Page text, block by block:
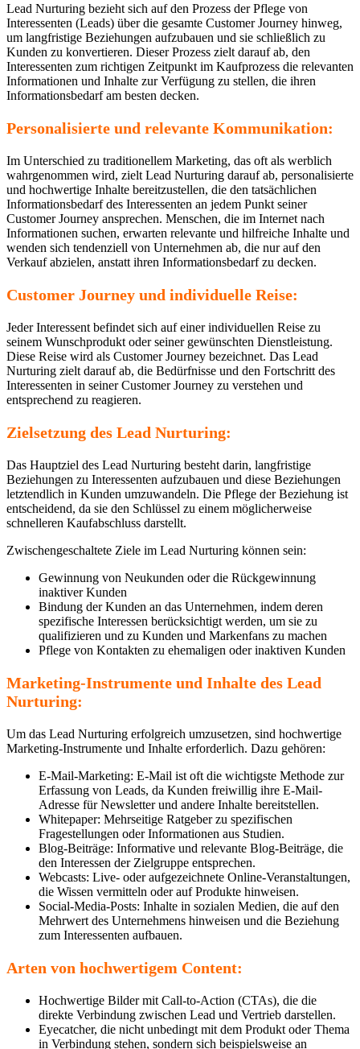
Lead Nurturing bezieht sich auf den Prozess der Pflege von
Interessenten (Leads) über die gesamte Customer Journey hinweg,
um langfristige Beziehungen aufzubauen und sie schließlich zu
Kunden zu konvertieren. Dieser Prozess zielt darauf ab, den
Interessenten zum richtigen Zeitpunkt im Kaufprozess die relevanten
Informationen und Inhalte zur Verfügung zu stellen, die ihren
Informationsbedarf am besten decken.
Personalisierte und relevante Kommunikation:
Im Unterschied zu traditionellem Marketing, das oft als werblich
wahrgenommen wird, zielt Lead Nurturing darauf ab, personalisierte
und hochwertige Inhalte bereitzustellen, die den tatsächlichen
Informationsbedarf des Interessenten an jedem Punkt seiner
Customer Journey ansprechen. Menschen, die im Internet nach
Informationen suchen, erwarten relevante und hilfreiche Inhalte und
wenden sich tendenziell von Unternehmen ab, die nur auf den
Verkauf abzielen, anstatt ihren Informationsbedarf zu decken.
Customer Journey und individuelle Reise:
Jeder Interessent befindet sich auf einer individuellen Reise zu
seinem Wunschprodukt oder seiner gewünschten Dienstleistung.
Diese Reise wird als Customer Journey bezeichnet. Das Lead
Nurturing zielt darauf ab, die Bedürfnisse und den Fortschritt des
Interessenten in seiner Customer Journey zu verstehen und
entsprechend zu reagieren.
Zielsetzung des Lead Nurturing:
Das Hauptziel des Lead Nurturing besteht darin, langfristige
Beziehungen zu Interessenten aufzubauen und diese Beziehungen
letztendlich in Kunden umzuwandeln. Die Pflege der Beziehung ist
entscheidend, da sie den Schlüssel zu einem möglicherweise
schnelleren Kaufabschluss darstellt.
Zwischengeschaltete Ziele im Lead Nurturing können sein:
Gewinnung von Neukunden oder die Rückgewinnung
inaktiver Kunden
Bindung der Kunden an das Unternehmen, indem deren
spezifische Interessen berücksichtigt werden, um sie zu
qualifizieren und zu Kunden und Markenfans zu machen
Pflege von Kontakten zu ehemaligen oder inaktiven Kunden
Marketing-Instrumente und Inhalte des Lead
Nurturing:
Um das Lead Nurturing erfolgreich umzusetzen, sind hochwertige
Marketing-Instrumente und Inhalte erforderlich. Dazu gehören:
E-Mail-Marketing: E-Mail ist oft die wichtigste Methode zur
Erfassung von Leads, da Kunden freiwillig ihre E-Mail-
Adresse für Newsletter und andere Inhalte bereitstellen.
Whitepaper: Mehrseitige Ratgeber zu spezifischen
Fragestellungen oder Informationen aus Studien.
Blog-Beiträge: Informative und relevante Blog-Beiträge, die
den Interessen der Zielgruppe entsprechen.
Webcasts: Live- oder aufgezeichnete Online-Veranstaltungen,
die Wissen vermitteln oder auf Produkte hinweisen.
Social-Media-Posts: Inhalte in sozialen Medien, die auf den
Mehrwert des Unternehmens hinweisen und die Beziehung
zum Interessenten aufbauen.
Arten von hochwertigem Content:
Hochwertige Bilder mit Call-to-Action (CTAs), die die
direkte Verbindung zwischen Lead und Vertrieb darstellen.
Eyecatcher, die nicht unbedingt mit dem Produkt oder Thema
in Verbindung stehen, sondern sich beispielsweise an